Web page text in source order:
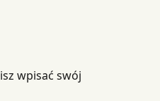
wpisać swój